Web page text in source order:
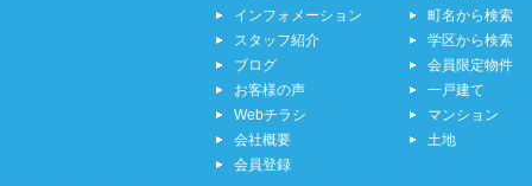
インフォメーション
スタッフ紹介
ブログ
お客様の声
Webチラシ
会社概要
会員登録
町名から検索
学区から検索
会員限定物件
一戸建て
マンション
土地